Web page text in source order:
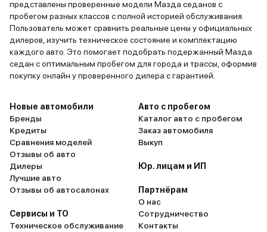
представлены проверенные модели Мазда седанов с
пробегом разных классов с полной историей обслуживания.
Пользователь может сравнить реальные цены у официальных
дилеров, изучить техническое состояние и комплектацию
каждого авто. Это помогает подобрать подержанный Мазда
седан с оптимальным пробегом для города и трассы, оформив
покупку онлайн у проверенного дилера с гарантией.
Новые автомобили
Бренды
Кредиты
Сравнения моделей
Отзывы об авто
Дилеры
Лучшие авто
Отзывы об автосалонах
Сервисы и ТО
Техническое обслуживание
Авто с пробегом
Каталог авто с пробегом
Заказ автомобиля
Выкуп
Юр. лицам и ИП
Партнёрам
О нас
Сотрудничество
Контакты